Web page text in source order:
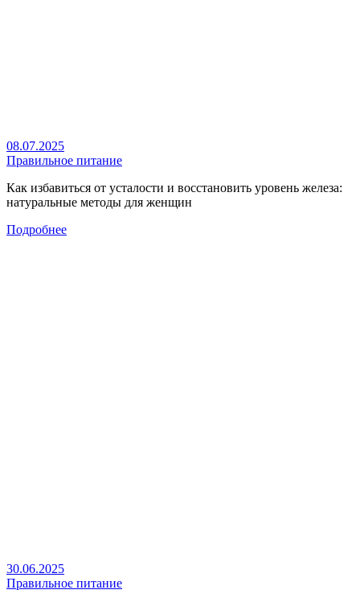
08.07.2025
Правильное питание
Как избавиться от усталости и восстановить уровень железа:
натуральные методы для женщин
Подробнее
30.06.2025
Правильное питание